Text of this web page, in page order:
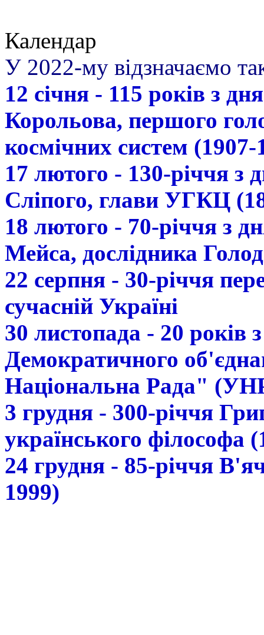
Календар
У 2022-му відзначаємо
12 січня - 115 років з
Корольова, першого
космічних систем (1907-
17 лютого - 130-річчя з
Сліпого, глави УГКЦ
18 лютого - 70-річчя з
Мейса, дослідника
22 серпня - 30-річчя
сучасній Україні
30 листопада - 20 років
Демократичного
Національна Рада"
3 грудня - 300-річчя
українського філософа
24 грудня - 85-річчя
1999)